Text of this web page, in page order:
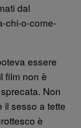
dal
chi-o-come-
essere
film non è
Non
il sesso a tette
è